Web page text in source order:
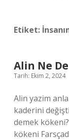
Etiket:
Alin Ne
Tarih: Ekim 2, 2024
Alin yazim
kaderini
demek
kökeni